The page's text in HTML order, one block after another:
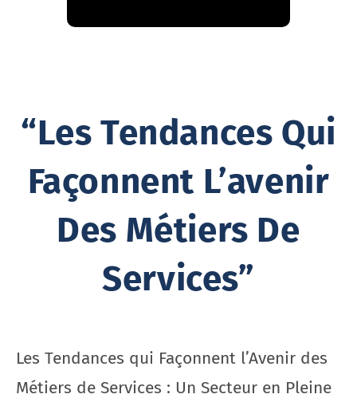
“Les Tendances Qui
Façonnent L’avenir
Des Métiers De
Services”
Les Tendances qui Façonnent l’Avenir des
Métiers de Services : Un Secteur en Pleine